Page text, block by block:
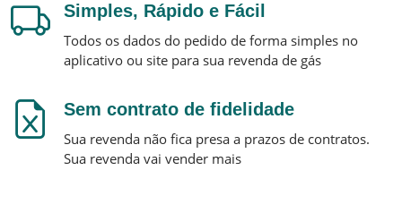
Simples, Rápido e Fácil
Todos os dados do pedido de forma simples no
aplicativo ou site para sua revenda de gás
Sem contrato de fidelidade
Sua revenda não fica presa a prazos de contratos.
Sua revenda vai vender mais